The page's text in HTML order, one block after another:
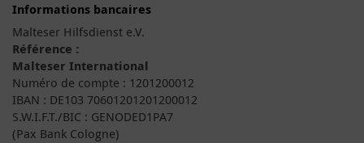
Informations bancaires
Malteser Hilfsdienst e.V.
Référence :
Malteser International
Numéro de compte : 1201200012
IBAN : DE103 70601201201200012
S.W.I.F.T./BIC : GENODED1PA7
(Pax Bank Cologne)